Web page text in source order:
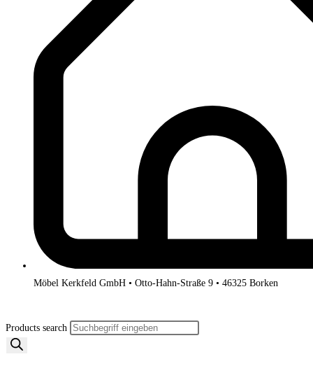
Möbel Kerkfeld GmbH • Otto-Hahn-Straße 9 • 46325 Borken
Products search